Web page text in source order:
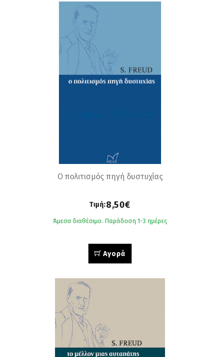
Ο πολιτισμός πηγή δυστυχίας
Τιμή:8,50€
Άμεσα διαθέσιμο. Παράδοση 1-3 ημέρες
Αγορά